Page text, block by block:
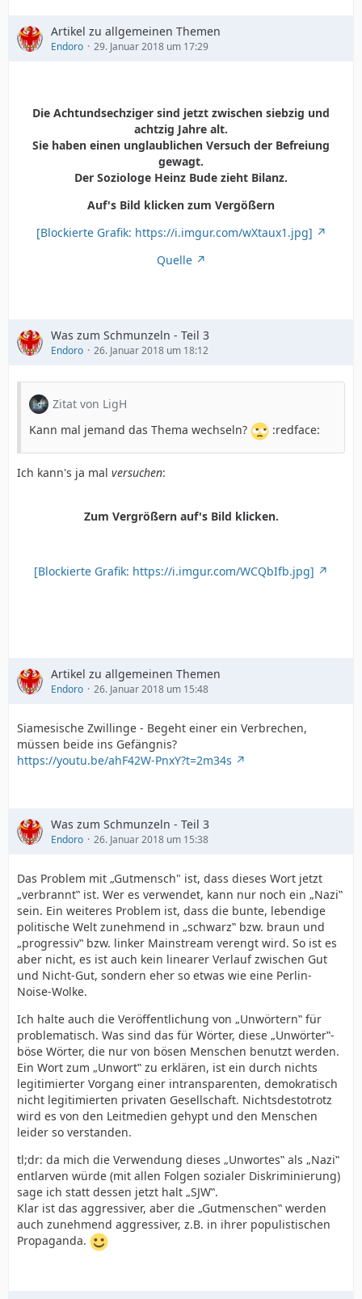
Artikel zu allgemeinen Themen
Endoro 29. Januar 2018 um 17:29
Die Achtundsechziger sind jetzt zwischen siebzig und
achtzig Jahre alt.
Sie haben einen unglaublichen Versuch der Befreiung
gewagt.
Der Soziologe Heinz Bude zieht Bilanz.
Auf's Bild klicken zum Vergößern
[Blockierte Grafik: https://i.imgur.com/wXtaux1.jpg]
Quelle
Was zum Schmunzeln - Teil 3
Endoro 26. Januar 2018 um 18:12
Zitat von LigH
Kann mal jemand das Thema wechseln?
:redface:
Ich kann's ja mal versuchen:
Zum Vergrößern auf's Bild klicken.
[Blockierte Grafik: https://i.imgur.com/WCQbIfb.jpg]
Artikel zu allgemeinen Themen
Endoro 26. Januar 2018 um 15:48
Siamesische Zwillinge - Begeht einer ein Verbrechen,
müssen beide ins Gefängnis?
https://youtu.be/ahF42W-PnxY?t=2m34s
Was zum Schmunzeln - Teil 3
Endoro 26. Januar 2018 um 15:38
Das Problem mit „Gutmensch" ist, dass dieses Wort jetzt
„verbrannt‟ ist. Wer es verwendet, kann nur noch ein „Nazi‟
sein. Ein weiteres Problem ist, dass die bunte, lebendige
politische Welt zunehmend in „schwarz‟ bzw. braun und
„progressiv‟ bzw. linker Mainstream verengt wird. So ist es
aber nicht, es ist auch kein linearer Verlauf zwischen Gut
und Nicht-Gut, sondern eher so etwas wie eine Perlin-
Noise-Wolke.
Ich halte auch die Veröffentlichung von „Unwörtern‟ für
problematisch. Was sind das für Wörter, diese „Unwörter‟-
böse Wörter, die nur von bösen Menschen benutzt werden.
Ein Wort zum „Unwort‟ zu erklären, ist ein durch nichts
legitimierter Vorgang einer intransparenten, demokratisch
nicht legitimierten privaten Gesellschaft. Nichtsdestotrotz
wird es von den Leitmedien gehypt und den Menschen
leider so verstanden.
tl;dr: da mich die Verwendung dieses „Unwortes‟ als „Nazi‟
entlarven würde (mit allen Folgen sozialer Diskriminierung)
sage ich statt dessen jetzt halt „SJW‟.
Klar ist das aggressiver, aber die „Gutmenschen‟ werden
auch zunehmend aggressiver, z.B. in ihrer populistischen
Propaganda.